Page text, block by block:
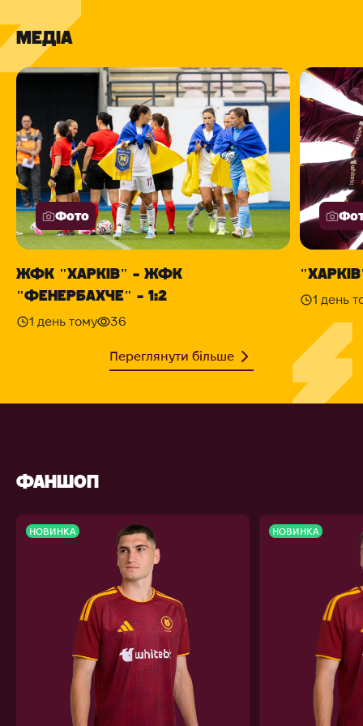
МЕДІА
Фото
ЖФК "ХАРКІВ" - ЖФК
"ФЕНЕРБАХЧЕ" - 1:2
1 день тому 36
1 день
Переглянути більше
ФАНШОП
НОВИНКА НОВИНКА